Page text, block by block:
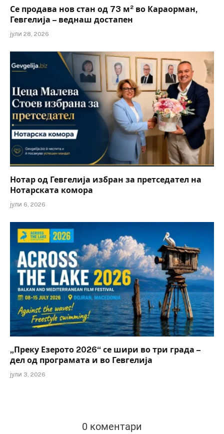
Се продава нов стан од 73 м² во Караорман,
Гевгелија – веднаш достапен
јули 28, 2026
Нотар од Гевгелија избран за претседател на
Нотарската комора
јули 6, 2026
„Преку Езерото 2026“ се шири во три града –
дел од програмата и во Гевгелија
јули 3, 2026
0 коментари